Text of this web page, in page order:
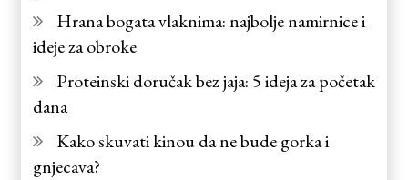
Hrana bogata vlaknima: najbolje namirnice i
ideje za obroke
Proteinski doručak bez jaja: 5 ideja za početak
dana
Kako skuvati kinou da ne bude gorka i
gnjecava?